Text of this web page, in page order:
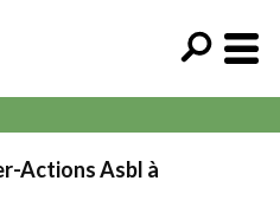
Actions Asbl à